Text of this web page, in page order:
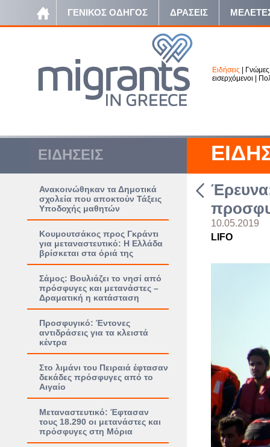
ΓΕΝΙΚΟΣ ΟΔΗΓΟΣ ΔΡΑΣΕΙΣ
Ειδήσεις Γνώμες
εισερχόμενοι
ΕΙΔΗΣΕΙΣ
Ανακοινώθηκαν τα Δημοτικά
σχολεία που αποκτούν Τάξεις
Υποδοχής μαθητών
Κουμουτσάκος προς Γκράντι
για μεταναστευτικό: Η Ελλάδα
βρίσκεται στα όριά της
Σάμος: Βουλιάζει το νησί από
πρόσφυγες και μετανάστες –
Δραματική η κατάσταση
Προσφυγικό: Έντονες
αντιδράσεις για τα κλειστά
κέντρα
Στο λιμάνι του Πειραιά έφτασαν
δεκάδες πρόσφυγες από το
Αιγαίο
Μεταναστευτικό: Έφτασαν
τους 18.290 οι μετανάστες και
πρόσφυγες στη Μόρια
Έρευνα:
10.05.2019
LIFO